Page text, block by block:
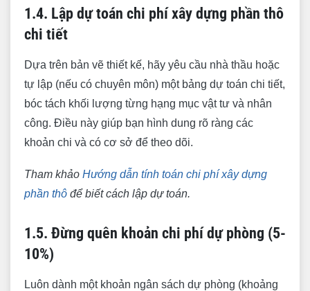
sót ngay lập tức
cách khoa học
4.4. Thúc đẩy tiến độ thi công hợp lý
5. Theo dõi và quản lý dòng tiền chặt chẽ
5.1. Bám sát dự toán và kế hoạch chi tiêu
khối lượng nghiệm thu
5.3. Lưu giữ đầy đủ hóa đơn, chứng từ
1.4. Lập dự toán chi phí xây dựng phần thô
chi tiết
Dựa trên bản vẽ thiết kế, hãy yêu cầu nhà thầu hoặc
tự lập (nếu có chuyên môn) một bảng dự toán chi tiết,
bóc tách khối lượng từng hạng mục vật tư và nhân
công. Điều này giúp bạn hình dung rõ ràng các
khoản chi và có cơ sở để theo dõi.
Tham khảo Hướng dẫn tính toán chi phí xây dựng
phần thô để biết cách lập dự toán.
1.5. Đừng quên khoản chi phí dự phòng (5-
10%)
Luôn dành một khoản ngân sách dự phòng (khoảng